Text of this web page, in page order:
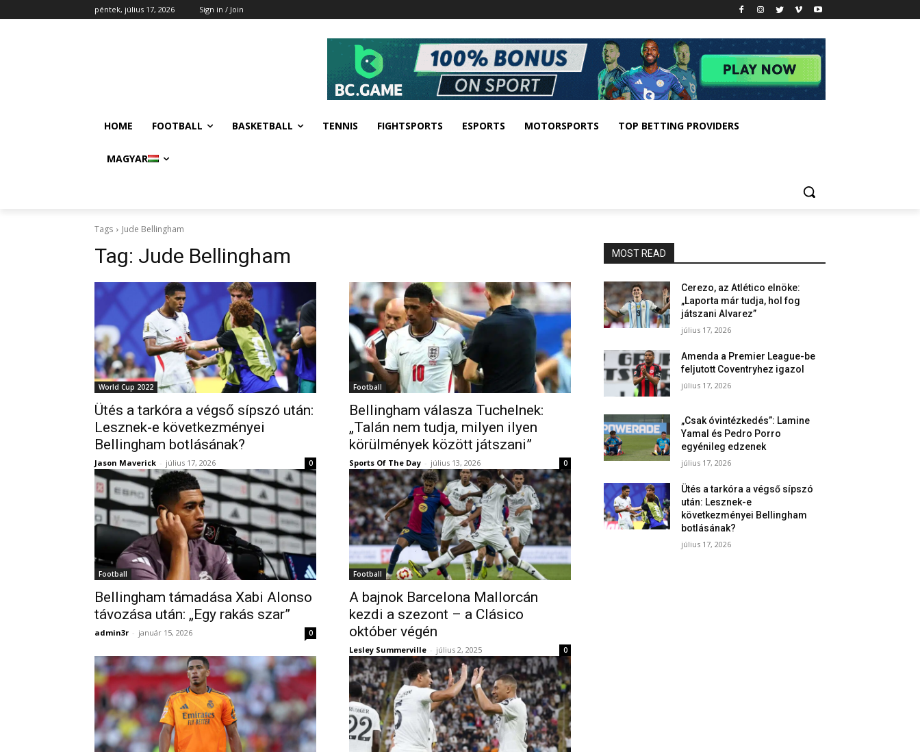
péntek, július 17, 2026 Sign in / Join
HOME FOOTBALL BASKETBALL TENNIS FIGHTSPORTS ESPORTS MOTORSPORTS TOP BETTING PROVIDERS
MAGYAR
Tags Jude Bellingham
Tag: Jude Bellingham
World Cup 2022
Ütés a tarkóra a végső sípszó után:
Lesznek-e következményei
Bellingham botlásának?
Jason Maverick - július 17, 2026 0
Football
Bellingham válasza Tuchelnek:
„Talán nem tudja, milyen ilyen
körülmények között játszani”
Sports Of The Day - július 13, 2026 0
Football
Bellingham támadása Xabi Alonso
távozása után: „Egy rakás szar”
admin3r - január 15, 2026 0
Football
A bajnok Barcelona Mallorcán
kezdi a szezont – a Clásico
október végén
Lesley Summerville - július 2, 2025 0
MOST READ
Cerezo, az Atlético elnöke:
„Laporta már tudja, hol fog
játszani Alvarez”
július 17, 2026
Amenda a Premier League-be
feljutott Coventryhez igazol
július 17, 2026
„Csak óvintézkedés”: Lamine
Yamal és Pedro Porro
egyénileg edzenek
július 17, 2026
Ütés a tarkóra a végső sípszó
után: Lesznek-e
következményei Bellingham
botlásának?
július 17, 2026